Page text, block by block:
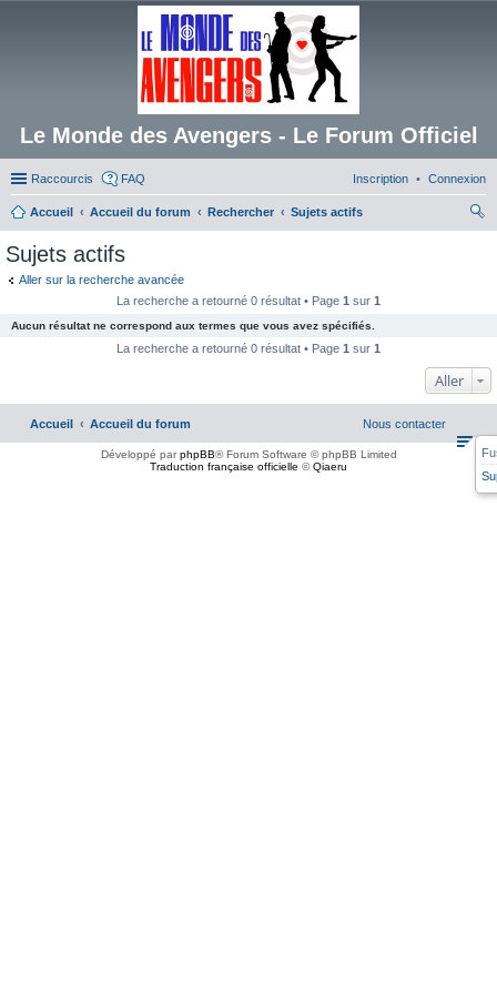
Le Monde des Avengers - Le Forum Officiel
Raccourcis FAQ Connexion
Inscription
Accueil Accueil du forum Rechercher
Sujets actifs
Sujets actifs
Aller sur la recherche avancée
La recherche a retourné 0 résultat • Page 1 sur 1
Aucun résultat ne correspond aux termes que vous avez spécifiés.
La recherche a retourné 0 résultat • Page 1 sur 1
Aller
Accueil Accueil du forum Nous contacter
Développé parphpBB® Forum Software © phpBB Limited
Traduction française officielle ©Qiaeru